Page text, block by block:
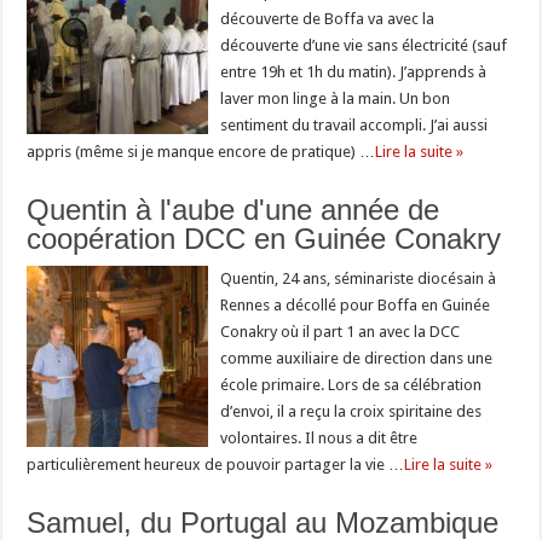
découverte de Boffa va avec la
découverte d’une vie sans électricité (sauf
entre 19h et 1h du matin). J’apprends à
laver mon linge à la main. Un bon
sentiment du travail accompli. J’ai aussi
appris (même si je manque encore de pratique) …Lire la suite »
Quentin à l'aube d'une année de
coopération DCC en Guinée Conakry
Quentin, 24 ans, séminariste diocésain à
Rennes a décollé pour Boffa en Guinée
Conakry où il part 1 an avec la DCC
comme auxiliaire de direction dans une
école primaire. Lors de sa célébration
d’envoi, il a reçu la croix spiritaine des
volontaires. Il nous a dit être
particulièrement heureux de pouvoir partager la vie …Lire la suite »
Samuel, du Portugal au Mozambique